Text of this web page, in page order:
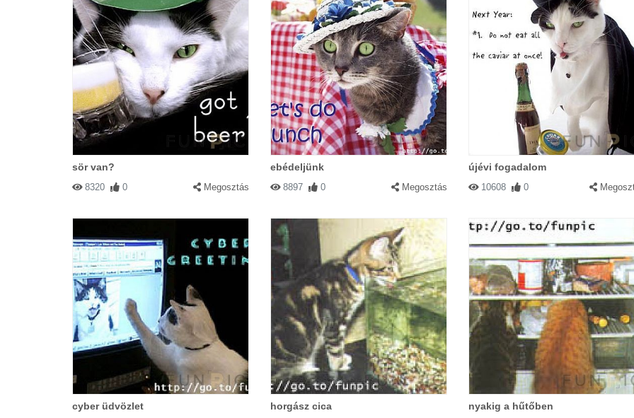
#60906 ikj|2004-02-12 00:00:00| Válasz
ari ari ari mindenki ari
#60681 Soltész Adrienn |2004-02-11 00:00:00| Válasz
Puszi mami szeretlek Adri
#60682 merci|2004-02-11 00:00:00 |
aranyosak de lehetnének jobbak is!
#60683 Káálulu 2004-02-11 00:00:00| Válasz
Tiszta arik
sör van?
8320 0 Megosztás
ebédeljünk
8897 0 Megosztás
újévi fogadalom
10608 0
cyber üdvözlet horgász cica nyakig a hűtőben